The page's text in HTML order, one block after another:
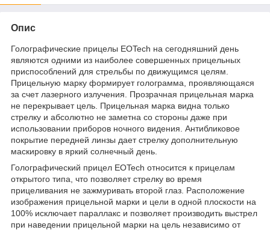
Опис
Голографические прицелы EOTech на сегодняшний день
являются одними из наиболее совершенных прицельных
приспособлений для стрельбы по движущимся целям.
Прицельную марку формирует голограмма, проявляющаяся
за счет лазерного излучения. Прозрачная прицельная марка
не перекрывает цель. Прицельная марка видна только
стрелку и абсолютно не заметна со стороны даже при
использовании приборов ночного видения. Антибликовое
покрытие передней линзы дает стрелку дополнительную
маскировку в яркий солнечный день.
Голографический прицел EOTech относится к прицелам
открытого типа, что позволяет стрелку во время
прицеливания не зажмуривать второй глаз. Расположение
изображения прицельной марки и цели в одной плоскости на
100% исключает параллакс и позволяет производить выстрел
при наведении прицельной марки на цель независимо от